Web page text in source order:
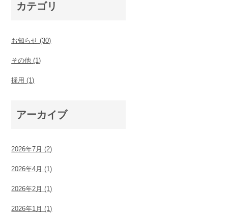
カテゴリ
お知らせ (30)
その他 (1)
採用 (1)
アーカイブ
2026年7月 (2)
2026年4月 (1)
2026年2月 (1)
2026年1月 (1)